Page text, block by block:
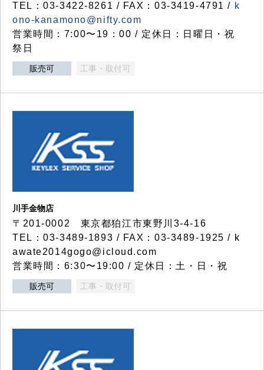
TEL：03-3422-8261 / FAX：03-3419-4791 / k
ono-kanamono@nifty.com
営業時間：7:00〜19：00 / 定休日：日曜日・祝
祭日
販売可 工事・取付可
川手金物店
〒201-0002 東京都狛江市東野川3-4-16
TEL：03-3489-1893 / FAX：03-3489-1925 / k
awate2014gogo@icloud.com
営業時間：6:30〜19:00 / 定休日：土・日・祝
販売可 工事・取付可